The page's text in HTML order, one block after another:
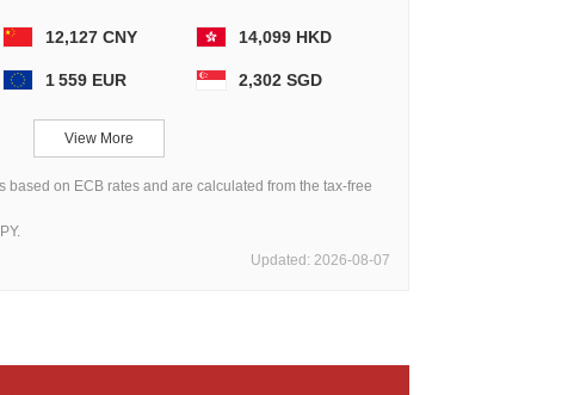
12,127 CNY 14,099 HKD
1 559 EUR 2,302 SGD
View More
based on ECB rates and are calculated from the tax-free
Updated: 2026-08-07